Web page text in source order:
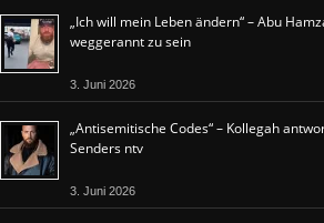
„Ich will mein Leben ändern“ – Abu
weggerannt zu sein
3. Juni 2026
„Antisemitische Codes“ – Kollegah
Senders ntv
3. Juni 2026